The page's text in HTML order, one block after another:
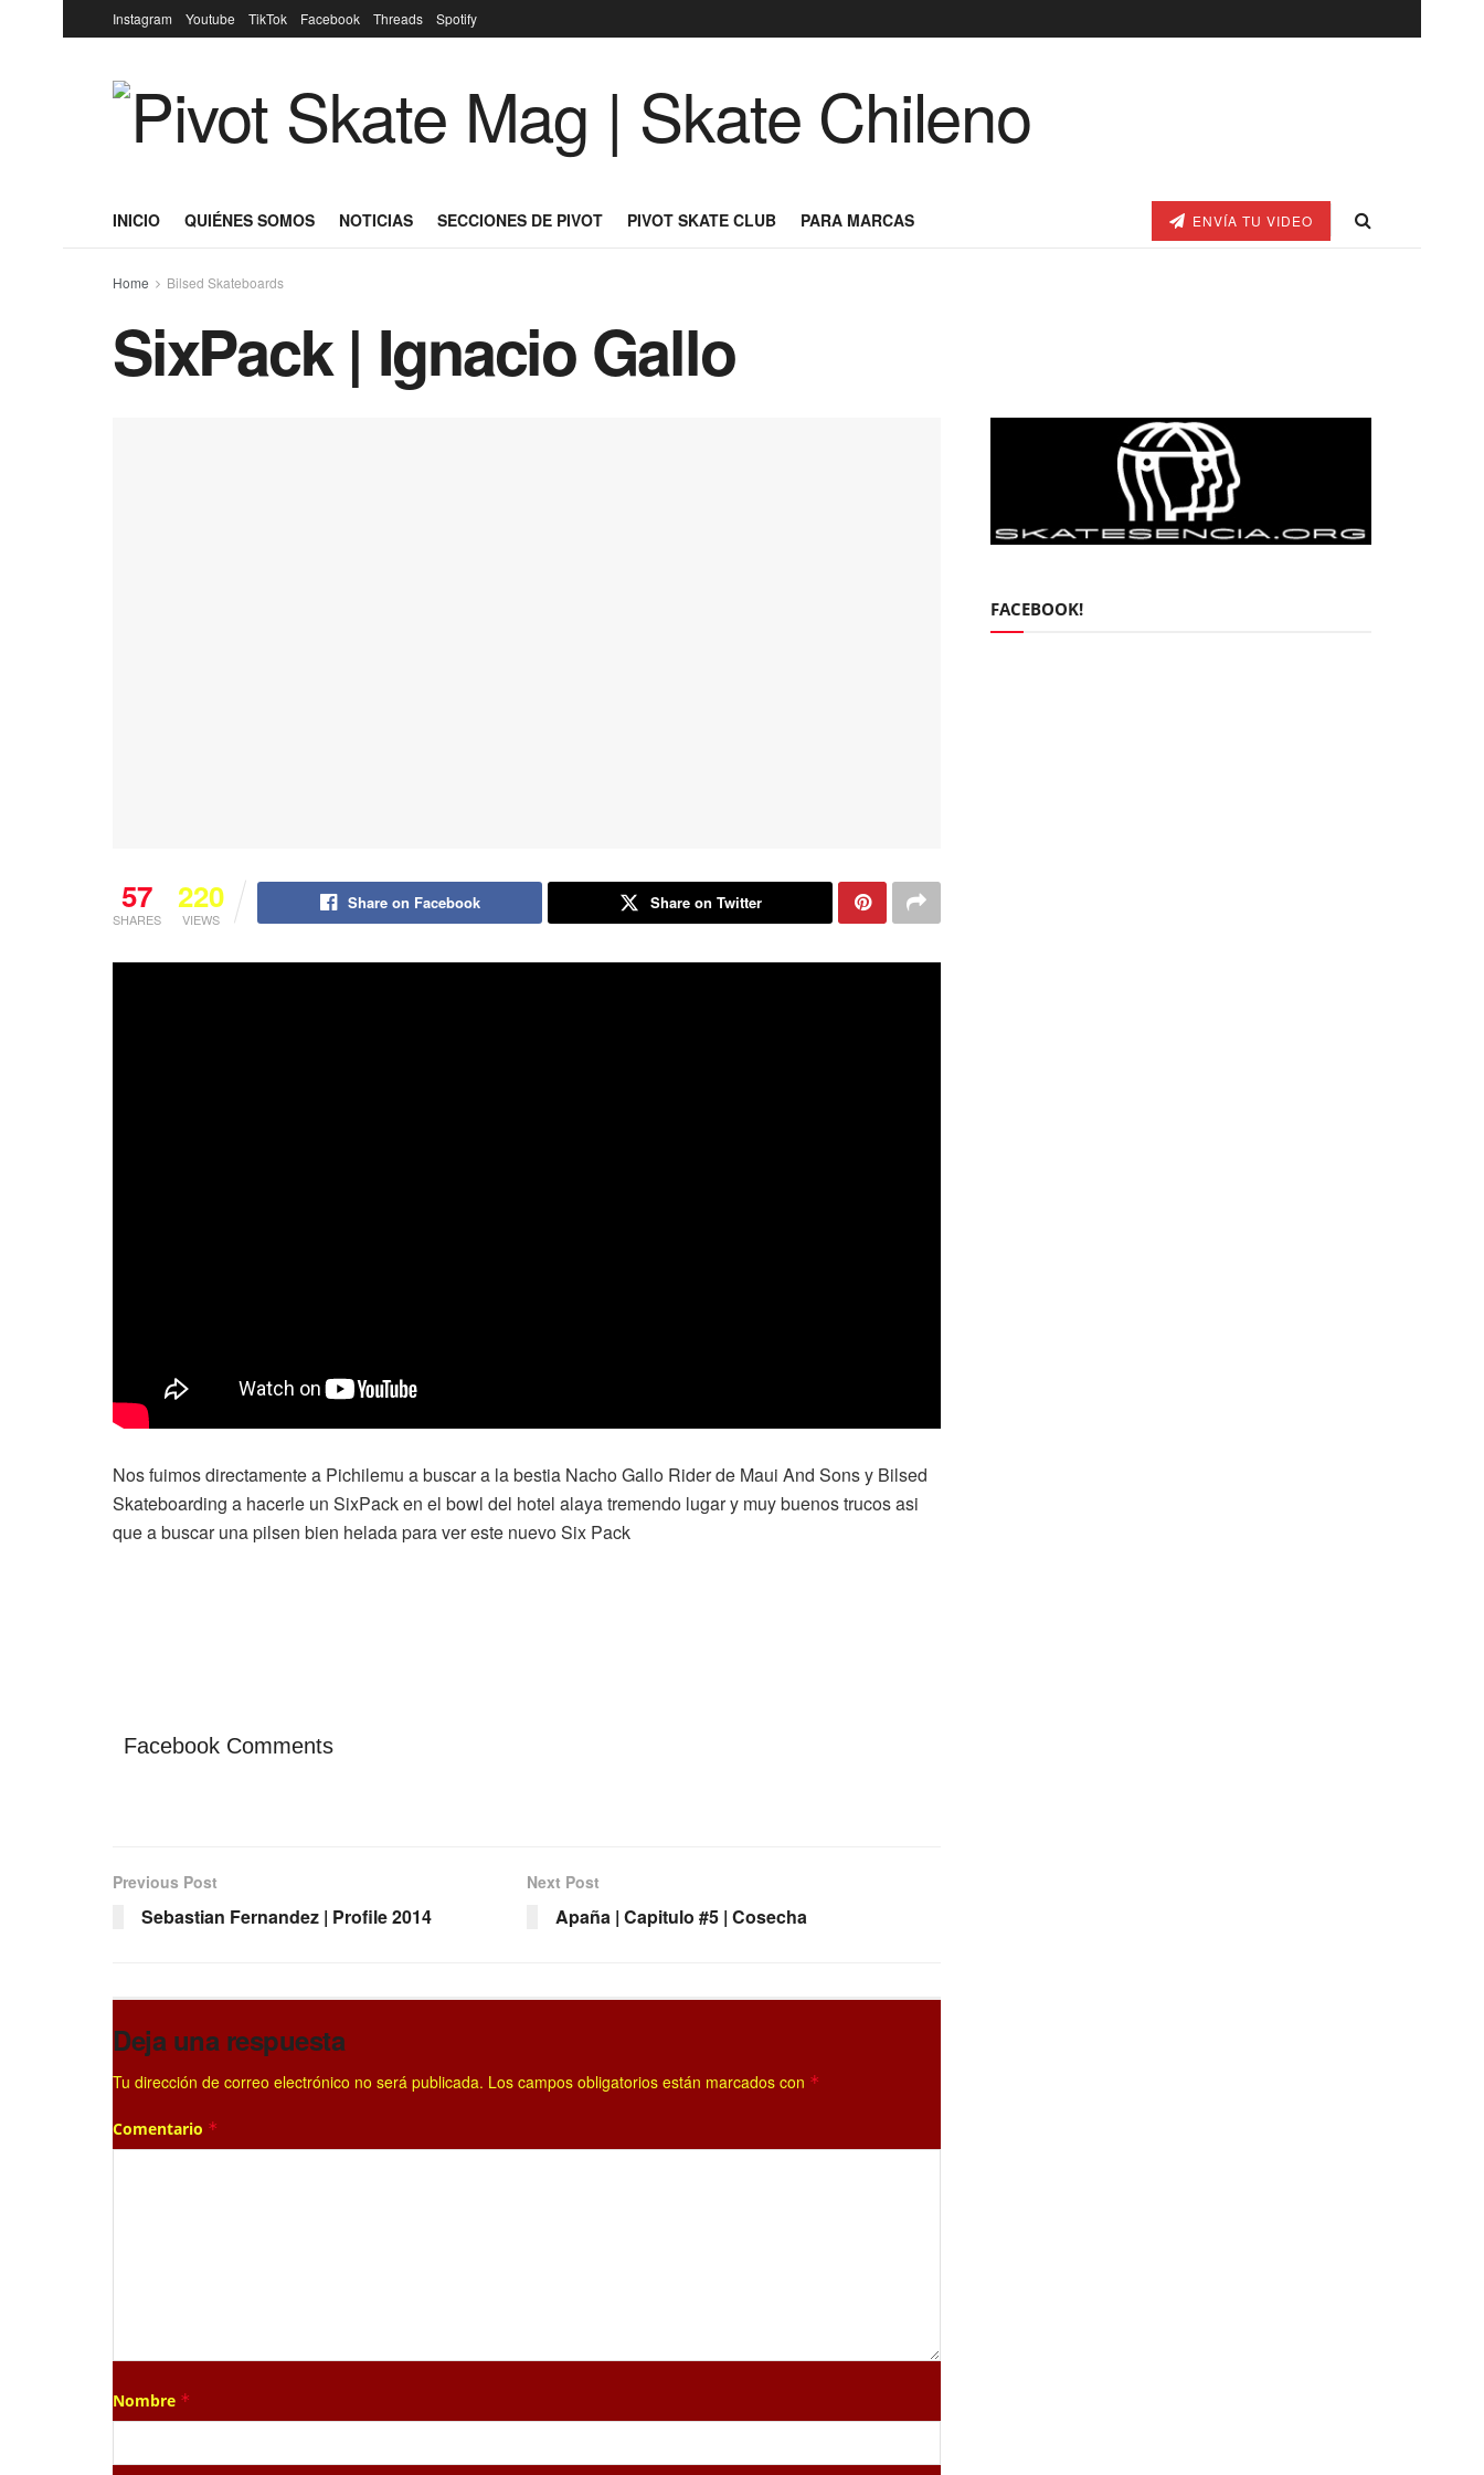
Instagram Youtube TikTok Facebook Threads Spotify
INICIO QUIÉNES SOMOS NOTICIAS SECCIONES DE PIVOT PIVOT SKATE CLUB PARA MARCAS ENVÍA TU VIDEO
Home Bilsed Skateboards
SixPack | Ignacio Gallo
57
SHARES
220
VIEWS
Share on Facebook Share on Twitter
Nos fuimos directamente a Pichilemu a buscar a la bestia Nacho Gallo Rider de Maui And Sons y Bilsed
Skateboarding a hacerle un SixPack en el bowl del hotel alaya tremendo lugar y muy buenos trucos asi
que a buscar una pilsen bien helada para ver este nuevo Six Pack
Facebook Comments
Previous Post
Sebastian Fernandez | Profile 2014
Next Post
Apaña | Capitulo #5 | Cosecha
Deja una respuesta
Tu dirección de correo electrónico no será publicada. Los campos obligatorios están marcados con *
Comentario *
Nombre *
FACEBOOK!